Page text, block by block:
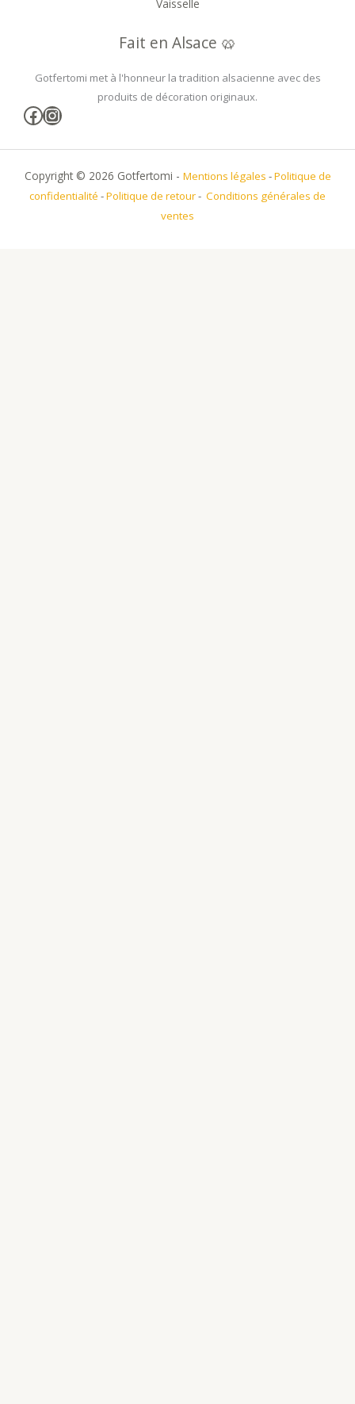
Vaisselle
Fait en Alsace 🥨
Gotfertomi met à l'honneur la tradition alsacienne avec des
produits de décoration originaux.
Facebook
Instagram
Copyright © 2026 Gotfertomi - Mentions légales -Politique de
confidentialité -Politique de retour- Conditions générales de
ventes